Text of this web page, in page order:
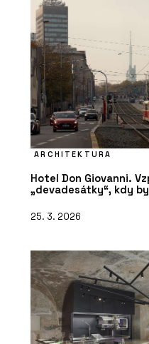
ARCHITEKTURA
Hotel Don Giovanni.
„devadesátky“, kdy
25. 3. 2026